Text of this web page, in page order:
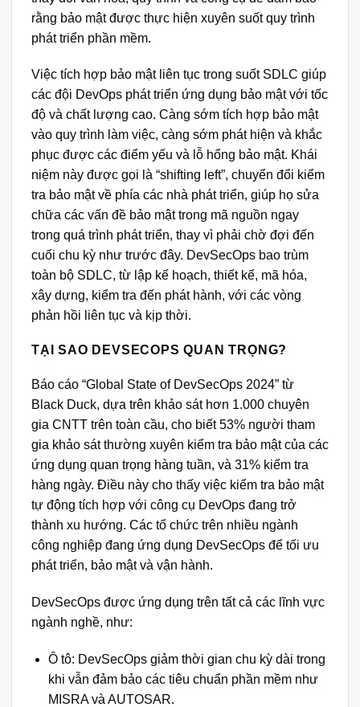
rằng bảo mật được thực hiện xuyên suốt quy trình
phát triển phần mềm.
Việc tích hợp bảo mật liên tục trong suốt SDLC giúp
các đội DevOps phát triển ứng dụng bảo mật với tốc
độ và chất lượng cao. Càng sớm tích hợp bảo mật
vào quy trình làm việc, càng sớm phát hiện và khắc
phục được các điểm yếu và lỗ hổng bảo mật. Khái
niệm này được gọi là “shifting left”, chuyển đổi kiểm
tra bảo mật về phía các nhà phát triển, giúp họ sửa
chữa các vấn đề bảo mật trong mã nguồn ngay
trong quá trình phát triển, thay vì phải chờ đợi đến
cuối chu kỳ như trước đây. DevSecOps bao trùm
toàn bộ SDLC, từ lập kế hoạch, thiết kế, mã hóa,
xây dựng, kiểm tra đến phát hành, với các vòng
phản hồi liên tục và kịp thời.
TẠI SAO DEVSECOPS QUAN TRỌNG?
Báo cáo “Global State of DevSecOps 2024” từ
Black Duck, dựa trên khảo sát hơn 1.000 chuyên
gia CNTT trên toàn cầu, cho biết 53% người tham
gia khảo sát thường xuyên kiểm tra bảo mật của các
ứng dụng quan trọng hàng tuần, và 31% kiểm tra
hàng ngày. Điều này cho thấy việc kiểm tra bảo mật
tự động tích hợp với công cụ DevOps đang trở
thành xu hướng. Các tổ chức trên nhiều ngành
công nghiệp đang ứng dụng DevSecOps để tối ưu
phát triển, bảo mật và vận hành.
DevSecOps được ứng dụng trên tất cả các lĩnh vực
ngành nghề, như:
Ô tô: DevSecOps giảm thời gian chu kỳ dài trong
khi vẫn đảm bảo các tiêu chuẩn phần mềm như
MISRA và AUTOSAR.